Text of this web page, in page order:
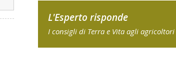
L'Esperto risponde
I consigli di Terra e Vita agli agricoltori